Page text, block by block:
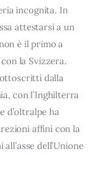
incognita. In
attestarsi a un
è il primo a
la Svizzera.
dalla
con l’Inghilterra
d’oltralpe ha
affini con la
dell’Unione